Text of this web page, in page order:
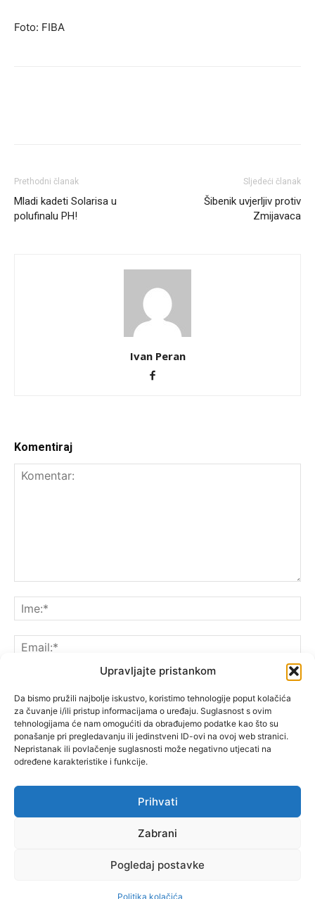
Upravljajte pristankom
Da bismo pružili najbolje iskustvo, koristimo tehnologije poput kolačića
za čuvanje i/ili pristup informacijama o uređaju. Suglasnost s ovim
tehnologijama će nam omogućiti da obrađujemo podatke kao što su
ponašanje pri pregledavanju ili jedinstveni ID-ovi na ovoj web stranici.
Nepristanak ili povlačenje suglasnosti može negativno utjecati na
određene karakteristike i funkcije.
Prihvati
Zabrani
Pogledaj postavke
Politika kolačića
Foto: FIBA
Prethodni članak
Mladi kadeti Solarisa u
polufinalu PH!
Sljedeći članak
Šibenik uvjerljiv protiv
Zmijavaca
Ivan Peran
Komentiraj
Spremite moje ime, e-poštu i web-lokaciju u ovom
pregledniku sljedeći put kada komentarirate.